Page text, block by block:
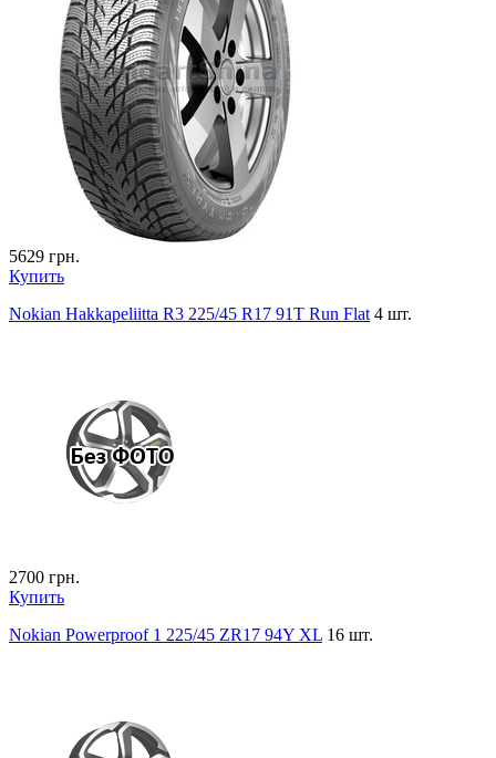
5629 грн.
Купить
Nokian Hakkapeliitta R3 225/45 R17 91T Run Flat 4 шт.
2700 грн.
Купить
Nokian Powerproof 1 225/45 ZR17 94Y XL 16 шт.